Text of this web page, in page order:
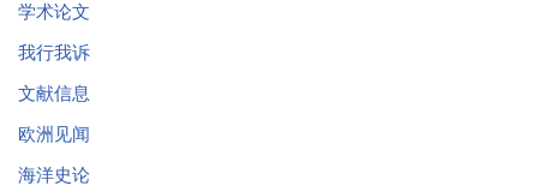
学术论文
我行我诉
文献信息
欧洲见闻
海洋史论